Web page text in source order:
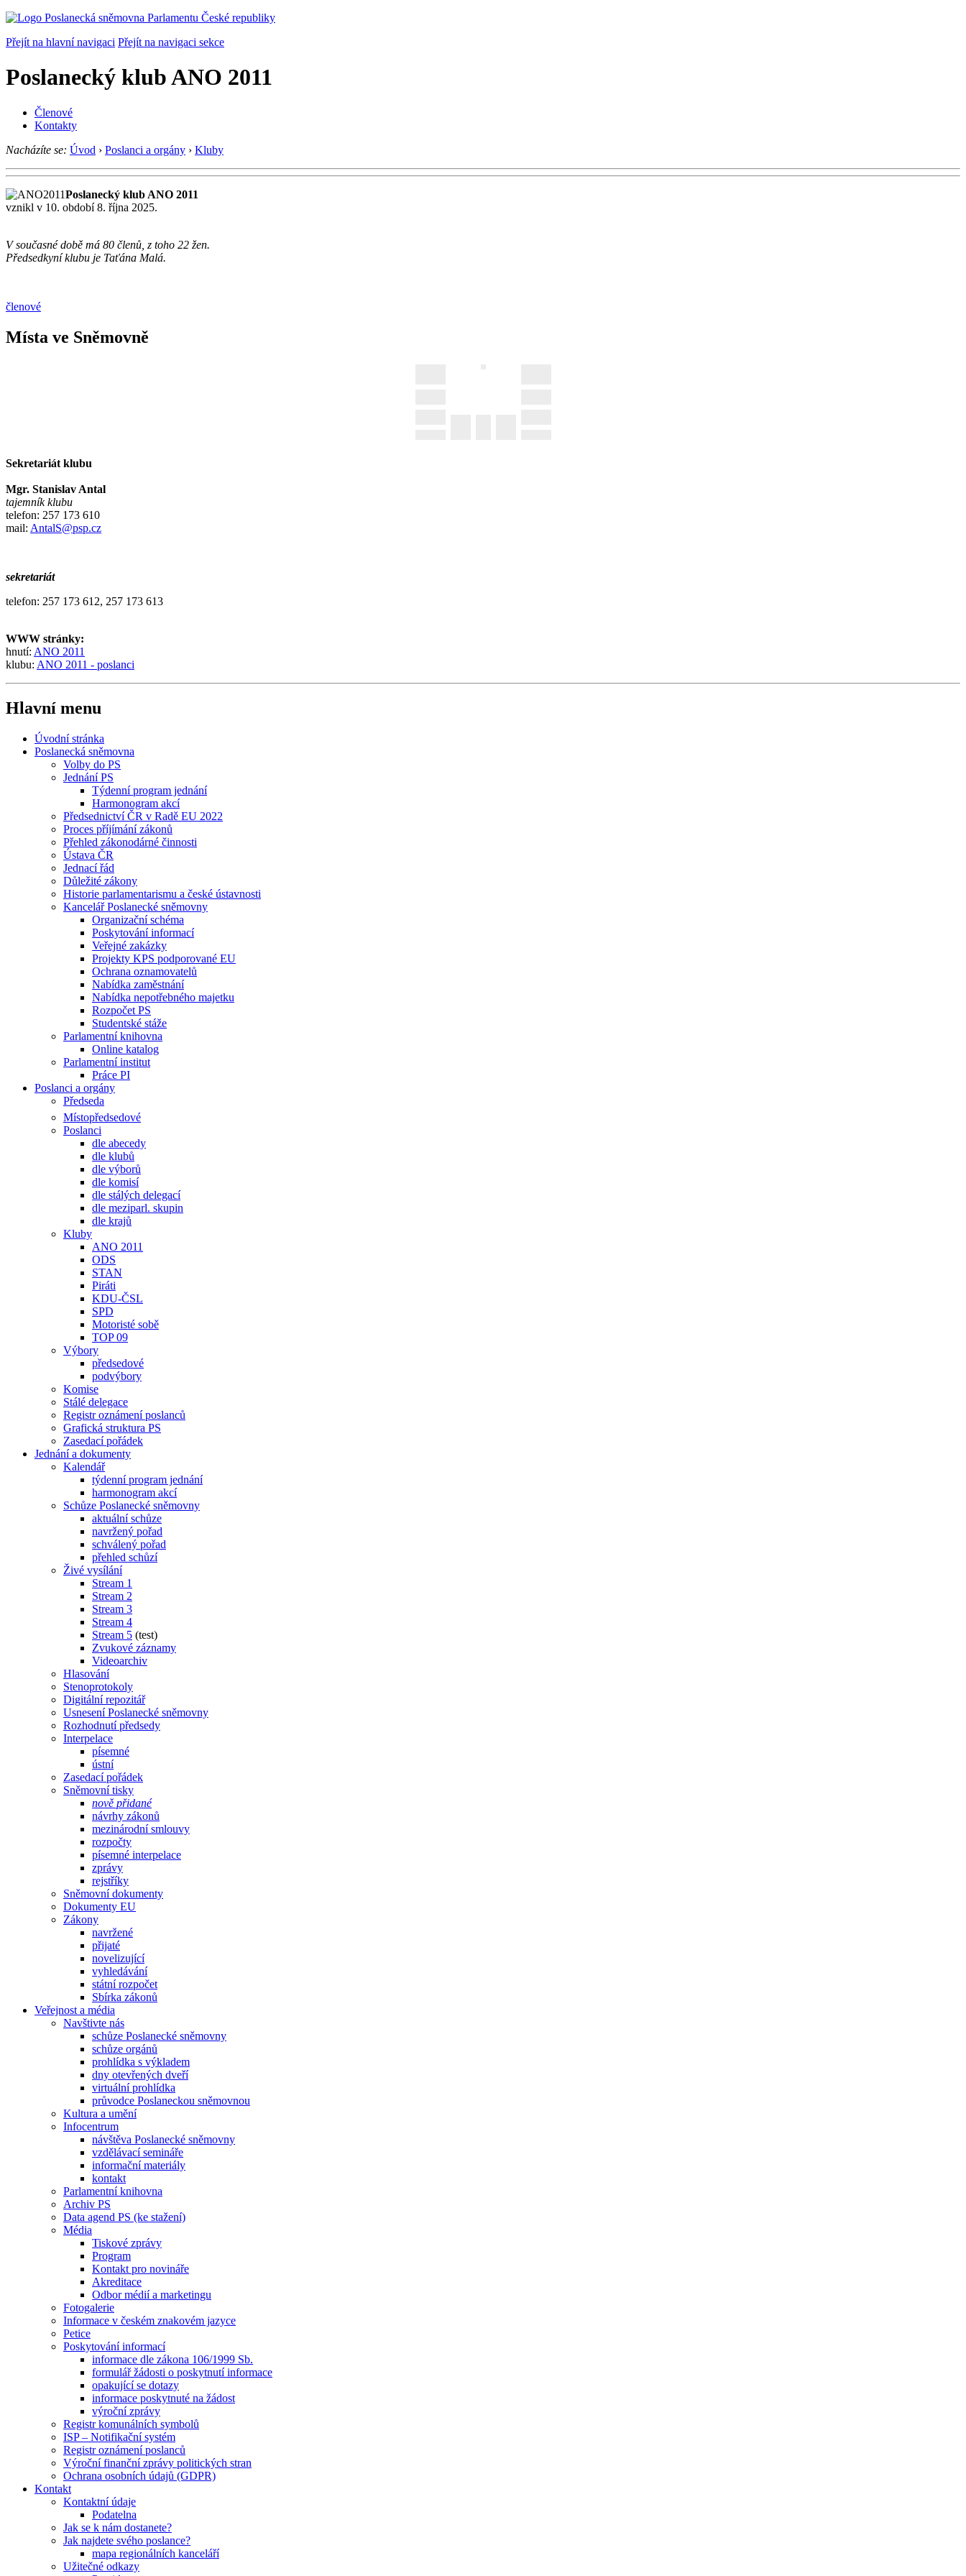
Přejít na hlavní navigaci Přejít na navigaci sekce
Poslanecký klub ANO 2011
Členové
Kontakty
Nacházíte se: Úvod › Poslanci a orgány › Kluby
Poslanecký klub ANO 2011
vznikl v 10. období 8. října 2025.
V současné době má 80 členů, z toho 22 žen.
Předsedkyní klubu je Taťána Malá.
členové
Místa ve Sněmovně
Sekretariát klubu
Mgr. Stanislav Antal
tajemník klubu
telefon: 257 173 610
mail: AntalS@psp.cz
sekretariát
telefon: 257 173 612, 257 173 613
WWW stránky:
hnutí: ANO 2011
klubu: ANO 2011 - poslanci
Hlavní menu
Úvodní stránka
Poslanecká sněmovna
Volby do PS
Jednání PS
Týdenní program jednání
Harmonogram akcí
Předsednictví ČR v Radě EU 2022
Proces příjímání zákonů
Přehled zákonodárné činnosti
Ústava ČR
Jednací řád
Důležité zákony
Historie parlamentarismu a české ústavnosti
Kancelář Poslanecké sněmovny
Organizační schéma
Poskytování informací
Veřejné zakázky
Projekty KPS podporované EU
Ochrana oznamovatelů
Nabídka zaměstnání
Nabídka nepotřebného majetku
Rozpočet PS
Studentské stáže
Parlamentní knihovna
Online katalog
Parlamentní institut
Práce PI
Poslanci a orgány
Předseda
Místopředsedové
Poslanci
dle abecedy
dle klubů
dle výborů
dle komisí
dle stálých delegací
dle meziparl. skupin
dle krajů
Kluby
ANO 2011
ODS
STAN
Piráti
KDU-ČSL
SPD
Motoristé sobě
TOP 09
Výbory
předsedové
podvýbory
Komise
Stálé delegace
Registr oznámení poslanců
Grafická struktura PS
Zasedací pořádek
Jednání a dokumenty
Kalendář
týdenní program jednání
harmonogram akcí
Schůze Poslanecké sněmovny
aktuální schůze
navržený pořad
schválený pořad
přehled schůzí
Živé vysílání
Stream 1
Stream 2
Stream 3
Stream 4
Stream 5 (test)
Zvukové záznamy
Videoarchiv
Hlasování
Stenoprotokoly
Digitální repozitář
Usnesení Poslanecké sněmovny
Rozhodnutí předsedy
Interpelace
písemné
ústní
Zasedací pořádek
Sněmovní tisky
nově přidané
návrhy zákonů
mezinárodní smlouvy
rozpočty
písemné interpelace
zprávy
rejstříky
Sněmovní dokumenty
Dokumenty EU
Zákony
navržené
přijaté
novelizující
vyhledávání
státní rozpočet
Sbírka zákonů
Veřejnost a média
Navštivte nás
schůze Poslanecké sněmovny
schůze orgánů
prohlídka s výkladem
dny otevřených dveří
virtuální prohlídka
průvodce Poslaneckou sněmovnou
Kultura a umění
Infocentrum
návštěva Poslanecké sněmovny
vzdělávací semináře
informační materiály
kontakt
Parlamentní knihovna
Archiv PS
Data agend PS (ke stažení)
Média
Tiskové zprávy
Program
Kontakt pro novináře
Akreditace
Odbor médií a marketingu
Fotogalerie
Informace v českém znakovém jazyce
Petice
Poskytování informací
informace dle zákona 106/1999 Sb.
formulář žádosti o poskytnutí informace
opakující se dotazy
informace poskytnuté na žádost
výroční zprávy
Registr komunálních symbolů
ISP – Notifikační systém
Registr oznámení poslanců
Výroční finanční zprávy politických stran
Ochrana osobních údajů (GDPR)
Kontakt
Kontaktní údaje
Podatelna
Jak se k nám dostanete?
Jak najdete svého poslance?
mapa regionálních kanceláří
Užitečné odkazy